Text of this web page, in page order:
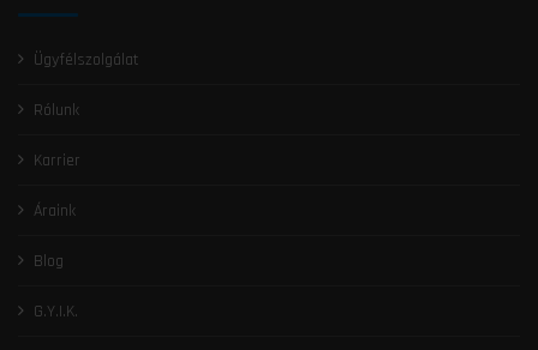
Hasznos Infók
Ügyfélszolgálat
Rólunk
Karrier
Áraink
Blog